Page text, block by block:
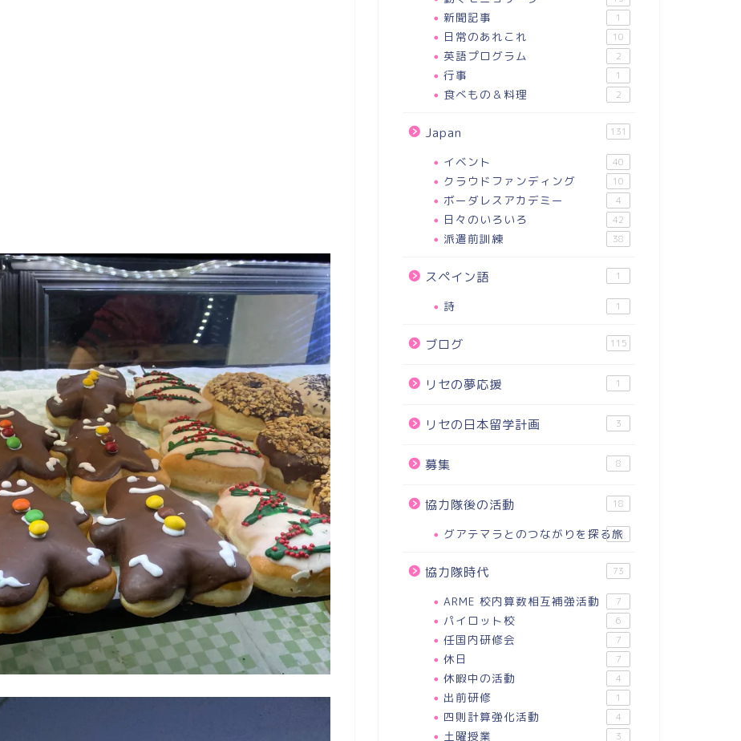
新聞記事 1
日常のあれこれ 10
英語プログラム 2
行事 1
食べもの＆料理 2
Japan 131
イベント 40
クラウドファンディング 10
ボーダレスアカデミー 4
日々のいろいろ 42
派遣前訓練 38
スペイン語 1
詩 1
ブログ 115
リセの夢応援 1
リセの日本留学計画 3
募集 8
協力隊後の活動 18
グアテマラとのつながりを探る旅
18
協力隊時代 73
ARME 校内算数相互補強活動 7
パイロット校 6
任国内研修会 7
休日 7
休暇中の活動 4
出前研修 1
四則計算強化活動 4
土曜授業 3